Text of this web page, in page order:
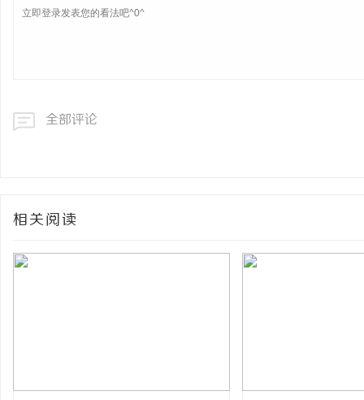
全部评论
相关阅读